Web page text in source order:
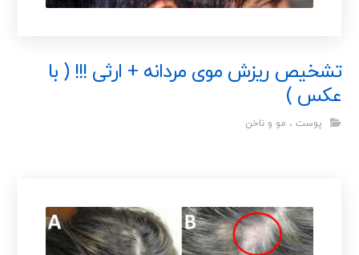
تشخیص ریزش موی مردانه + ارثی !!! ( با
عکس )
پوست ، مو و ناخن